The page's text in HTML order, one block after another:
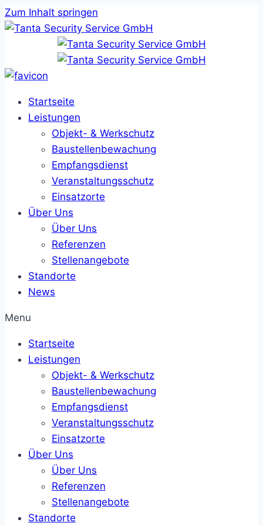
Zum Inhalt springen
Startseite
Leistungen
Objekt- & Werkschutz
Baustellenbewachung
Empfangsdienst
Veranstaltungsschutz
Einsatzorte
Über Uns
Über Uns
Referenzen
Stellenangebote
Standorte
News
Menu
Startseite
Leistungen
Objekt- & Werkschutz
Baustellenbewachung
Empfangsdienst
Veranstaltungsschutz
Einsatzorte
Über Uns
Über Uns
Referenzen
Stellenangebote
Standorte